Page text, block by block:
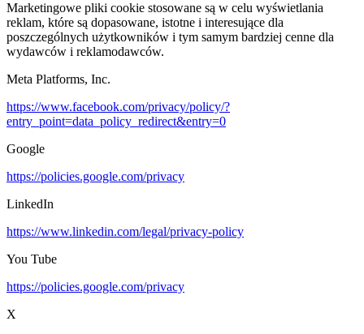
Marketingowe pliki cookie stosowane są w celu wyświetlania
reklam, które są dopasowane, istotne i interesujące dla
poszczególnych użytkowników i tym samym bardziej cenne dla
wydawców i reklamodawców.
Meta Platforms, Inc.
https://www.facebook.com/privacy/policy/?
entry_point=data_policy_redirect&entry=0
Google
https://policies.google.com/privacy
LinkedIn
https://www.linkedin.com/legal/privacy-policy
You Tube
https://policies.google.com/privacy
X